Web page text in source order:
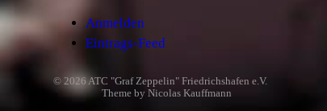
Anmelden
Eintrags-Feed
© 2026 ATC "Graf Zeppelin" Friedrichshafen e.V.
Theme byNicolas Kauffmann